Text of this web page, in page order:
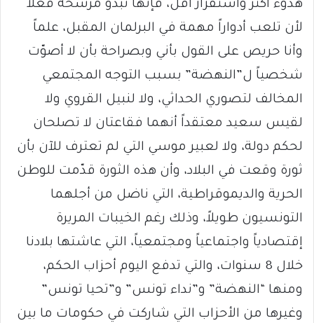
هدوء أكثر واستفزاز أقل، فإنها تبدو مرشحة فعلاً
لأن تلعب أدواراً مهمة في البرلمان المقبل، علماً
وأنا حريص على القول بأني وبصراحة بأن لا أصوّت
شخصياً ل”النهضة” بسبب التوجه المجتمعي
المخالف لتصوري الحداثي، ولا لنبيل القروي ولا
لقيس سعيد معتقداً أنهما فقاعتان لا تصلحان
لحكم دولة، ولا لعبير موسي التي لم تعترف للآن بأن
ثورة وقعت في البلاد، وأن هذه الثورة قدّمت للوطن
الحرية والديموقراطية، التي ناضل من أجلهما
التونسيون طويلاً، وذلك رغم الخيبات المريرة
إقتصادياً واجتماعياً ومجتمعياً، التي عاشتها بلادنا
خلال 8 سنوات، والتي تدفع اليوم أحزاب الحكم،
ومنها “النهضة” و”نداء تونس” و”تحيا تونس”
وغيرها من الأحزاب التي شاركت في حكومات ما بين